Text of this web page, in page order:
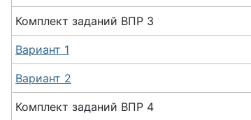
Комплект заданий ВПР 3
Вариант 1
Вариант 2
Комплект заданий ВПР 4